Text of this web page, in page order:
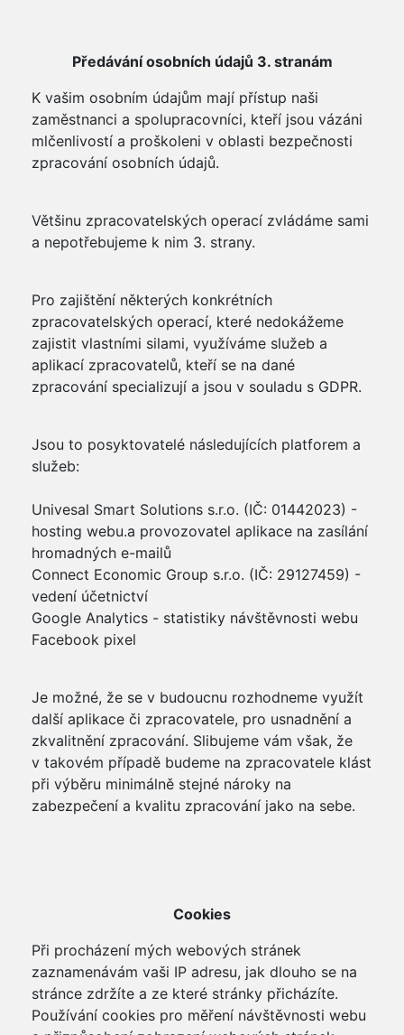
Předávání osobních údajů 3. stranám
K vašim osobním údajům mají přístup naši
zaměstnanci a spolupracovníci, kteří jsou vázáni
mlčenlivostí a proškoleni v oblasti bezpečnosti
zpracování osobních údajů.
Většinu zpracovatelských operací zvládáme sami
a nepotřebujeme k nim 3. strany.
Pro zajištění některých konkrétních
zpracovatelských operací, které nedokážeme
zajistit vlastními silami, využíváme služeb a
aplikací zpracovatelů, kteří se na dané
zpracování specializují a jsou v souladu s GDPR.
Jsou to posyktovatelé následujících platforem a
služeb:
Univesal Smart Solutions s.r.o. (IČ: 01442023) -
hosting webu.a provozovatel aplikace na zasílání
hromadných e-mailů
Connect Economic Group s.r.o. (IČ: 29127459) -
vedení účetnictví
Google Analytics - statistiky návštěvnosti webu
Facebook pixel
Je možné, že se v budoucnu rozhodneme využít
další aplikace či zpracovatele, pro usnadnění a
zkvalitnění zpracování. Slibujeme vám však, že
v takovém případě budeme na zpracovatele klást
při výběru minimálně stejné nároky na
zabezpečení a kvalitu zpracování jako na sebe.
Cookies
Při procházení mých webových stránek
zaznamenávám vaši IP adresu, jak dlouho se na
stránce zdržíte a ze které stránky přicházíte.
Používání cookies pro měření návštěvnosti webu